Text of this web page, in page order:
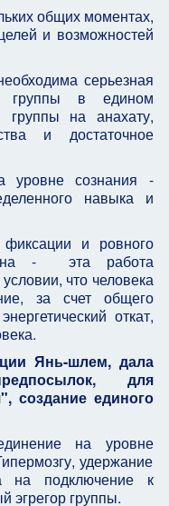
общих моментах,
и возможностей
серьезная
группы в едином
на анахату,
и достаточное
уровне сознания -
навыка и
и ровного
- эта работа
что человека
за счет общего
откат,
Янь-шлем, дала
для
создание единого
на уровне
удержание
на подключение к
эгрегор группы.